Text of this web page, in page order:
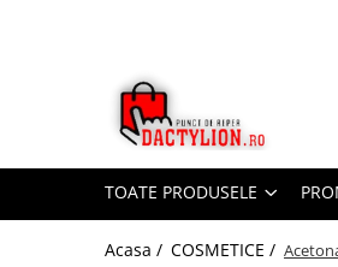
TOATE PRODUSELE
Acasa / COSMETICE /